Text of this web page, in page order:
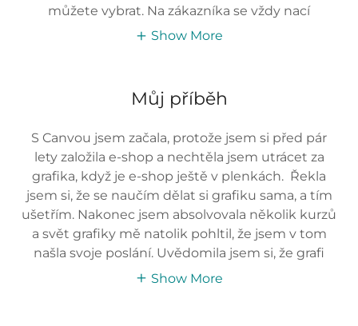
můžete vybrat. Na zákazníka se vždy nací
Show More
Můj příběh
S Canvou jsem začala, protože jsem si před pár
lety založila e-shop a nechtěla jsem utrácet za
grafika, když je e-shop ještě v plenkách. Řekla
jsem si, že se naučím dělat si grafiku sama, a tím
ušetřím. Nakonec jsem absolvovala několik kurzů
a svět grafiky mě natolik pohltil, že jsem v tom
našla svoje poslání. Uvědomila jsem si, že grafi
Show More